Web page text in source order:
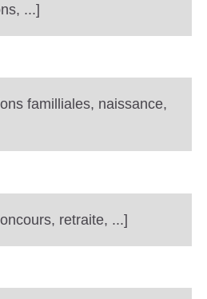
...]
familliales, naissance,
retraite, ...]